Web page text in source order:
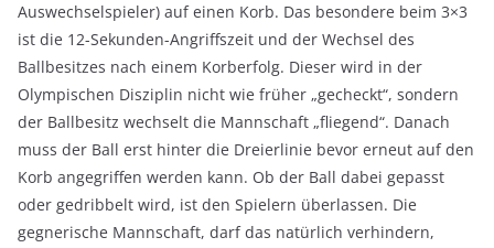
Auswechselspieler) auf einen Korb. Das besondere beim 3×3
ist die 12-Sekunden-Angriffszeit und der Wechsel des
Ballbesitzes nach einem Korberfolg. Dieser wird in der
Olympischen Disziplin nicht wie früher „gecheckt“, sondern
der Ballbesitz wechselt die Mannschaft „fliegend“. Danach
muss der Ball erst hinter die Dreierlinie bevor erneut auf den
Korb angegriffen werden kann. Ob der Ball dabei gepasst
oder gedribbelt wird, ist den Spielern überlassen. Die
gegnerische Mannschaft, darf das natürlich verhindern,